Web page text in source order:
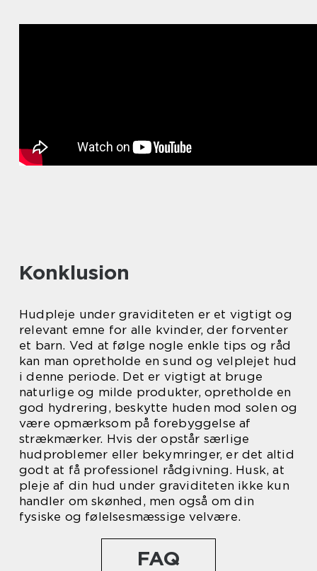
Konklusion
Hudpleje under graviditeten er et vigtigt og
relevant emne for alle kvinder, der forventer
et barn. Ved at følge nogle enkle tips og råd
kan man opretholde en sund og velplejet hud
i denne periode. Det er vigtigt at bruge
naturlige og milde produkter, opretholde en
god hydrering, beskytte huden mod solen og
være opmærksom på forebyggelse af
strækmærker. Hvis der opstår særlige
hudproblemer eller bekymringer, er det altid
godt at få professionel rådgivning. Husk, at
pleje af din hud under graviditeten ikke kun
handler om skønhed, men også om din
fysiske og følelsesmæssige velvære.
FAQ